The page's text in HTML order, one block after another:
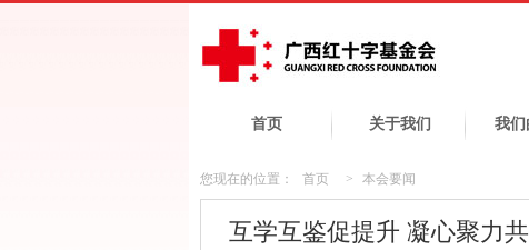
首页 关于我们 我们
您现在的位置： 首页 > 本会要闻
互学互鉴促提升 凝心聚力